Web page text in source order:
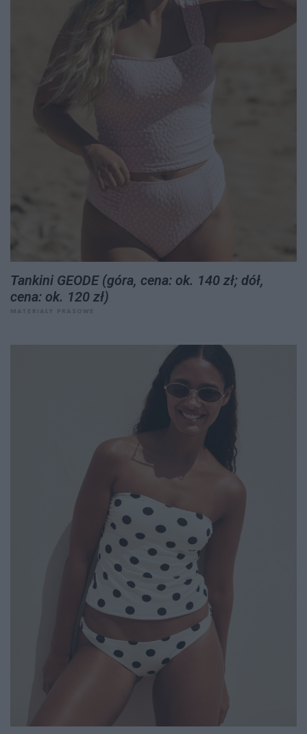
Tankini GEODE (góra, cena: ok. 140 zł; dół,
cena: ok. 120 zł)